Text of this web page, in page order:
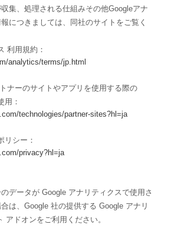
集、処理される仕組みその他Googleアナ
につきましては、同社のサイトをご覧く
利用規約：
analytics/terms/jp.html
ナーのサイトやアプリを使用する際の
用：
technologies/partner-sites?hl=ja
リシー：
privacy?hl=ja
データが Google アナリティクスで使用さ
は、Google 社の提供する Google アナリ
アドオンをご利用ください。